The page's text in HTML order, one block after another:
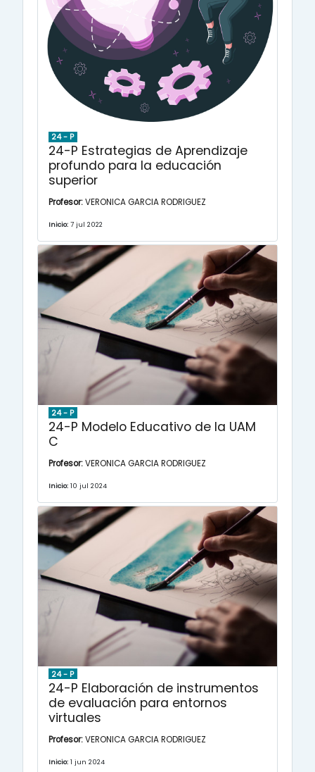
24 - P
24-P Estrategias de Aprendizaje
profundo para la educación
superior
Profesor:VERONICA GARCIA RODRIGUEZ
Inicio: 7 jul 2022
24 - P
24-P Modelo Educativo de la UAM
C
Profesor:VERONICA GARCIA RODRIGUEZ
Inicio: 10 jul 2024
24 - P
24-P Elaboración de instrumentos
de evaluación para entornos
virtuales
Profesor:VERONICA GARCIA RODRIGUEZ
Inicio: 1 jun 2024